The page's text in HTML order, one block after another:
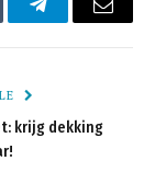
TelegramEmail
krijg dekking